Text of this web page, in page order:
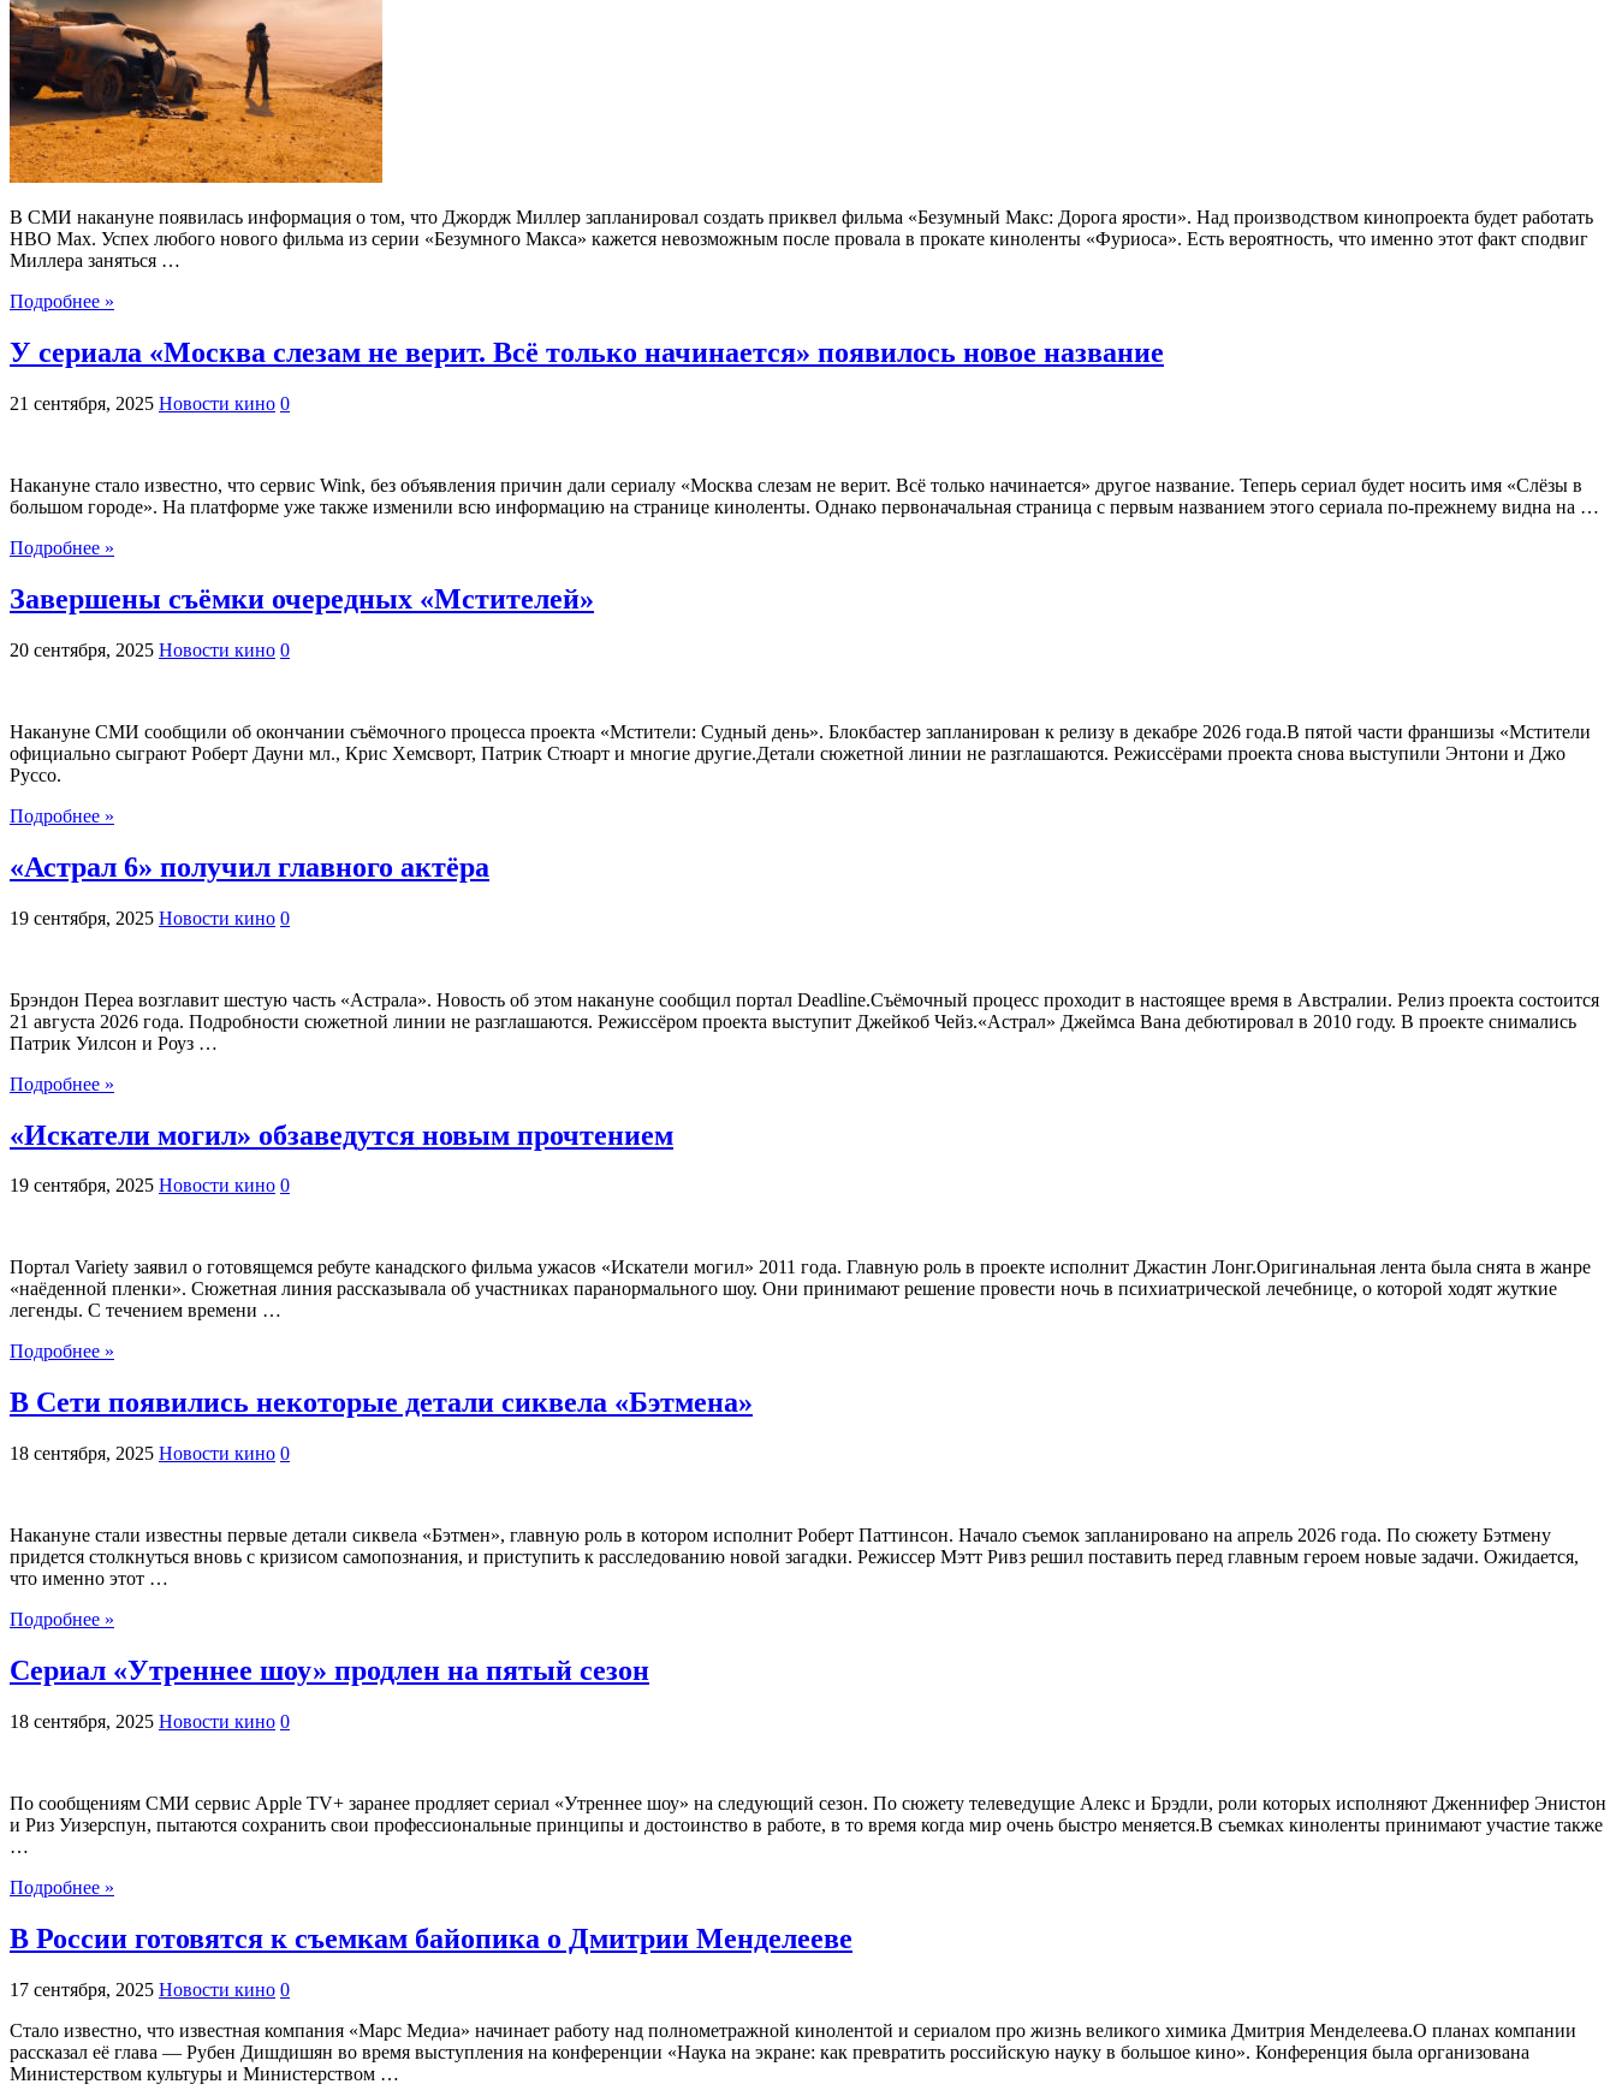
В СМИ накануне появилась информация о том, что Джордж Миллер запланировал создать приквел фильма «Безумный Макс: Дорога ярости». Над производством кинопроекта будет работать
HBO Max. Успех любого нового фильма из серии «Безумного Макса» кажется невозможным после провала в прокате киноленты «Фуриоса». Есть вероятность, что именно этот факт сподвиг
Миллера заняться …
Подробнее »
У сериала «Москва слезам не верит. Всё только начинается» появилось новое название
21 сентября, 2025 Новости кино 0
Накануне стало известно, что сервис Wink, без объявления причин дали сериалу «Москва слезам не верит. Всё только начинается» другое название. Теперь сериал будет носить имя «Слёзы в
большом городе». На платформе уже также изменили всю информацию на странице киноленты. Однако первоначальная страница с первым названием этого сериала по-прежнему видна на …
Подробнее »
Завершены съёмки очередных «Мстителей»
20 сентября, 2025 Новости кино 0
Накануне СМИ сообщили об окончании съёмочного процесса проекта «Мстители: Судный день». Блокбастер запланирован к релизу в декабре 2026 года.В пятой части франшизы «Мстители
официально сыграют Роберт Дауни мл., Крис Хемсворт, Патрик Стюарт и многие другие.Детали сюжетной линии не разглашаются. Режиссёрами проекта снова выступили Энтони и Джо
Руссо.
Подробнее »
«Астрал 6» получил главного актёра
19 сентября, 2025 Новости кино 0
Брэндон Переа возглавит шестую часть «Астрала». Новость об этом накануне сообщил портал Deadline.Съёмочный процесс проходит в настоящее время в Австралии. Релиз проекта состоится
21 августа 2026 года. Подробности сюжетной линии не разглашаются. Режиссёром проекта выступит Джейкоб Чейз.«Астрал» Джеймса Вана дебютировал в 2010 году. В проекте снимались
Патрик Уилсон и Роуз …
Подробнее »
«Искатели могил» обзаведутся новым прочтением
19 сентября, 2025 Новости кино 0
Портал Variety заявил о готовящемся ребуте канадского фильма ужасов «Искатели могил» 2011 года. Главную роль в проекте исполнит Джастин Лонг.Оригинальная лента была снята в жанре
«наёденной пленки». Сюжетная линия рассказывала об участниках паранормального шоу. Они принимают решение провести ночь в психиатрической лечебнице, о которой ходят жуткие
легенды. С течением времени …
Подробнее »
В Сети появились некоторые детали сиквела «Бэтмена»
18 сентября, 2025 Новости кино 0
Накануне стали известны первые детали сиквела «Бэтмен», главную роль в котором исполнит Роберт Паттинсон. Начало съемок запланировано на апрель 2026 года. По сюжету Бэтмену
придется столкнуться вновь с кризисом самопознания, и приступить к расследованию новой загадки. Режиссер Мэтт Ривз решил поставить перед главным героем новые задачи. Ожидается,
что именно этот …
Подробнее »
Сериал «Утреннее шоу» продлен на пятый сезон
18 сентября, 2025 Новости кино 0
По сообщениям СМИ сервис Apple TV+ заранее продляет сериал «Утреннее шоу» на следующий сезон. По сюжету телеведущие Алекс и Брэдли, роли которых исполняют Дженнифер Энистон
и Риз Уизерспун, пытаются сохранить свои профессиональные принципы и достоинство в работе, в то время когда мир очень быстро меняется.В съемках киноленты принимают участие также
…
Подробнее »
В России готовятся к съемкам байопика о Дмитрии Менделееве
17 сентября, 2025 Новости кино 0
Стало известно, что известная компания «Марс Медиа» начинает работу над полнометражной кинолентой и сериалом про жизнь великого химика Дмитрия Менделеева.О планах компании
рассказал её глава — Рубен Дишдишян во время выступления на конференции «Наука на экране: как превратить российскую науку в большое кино». Конференция была организована
Министерством культуры и Министерством …